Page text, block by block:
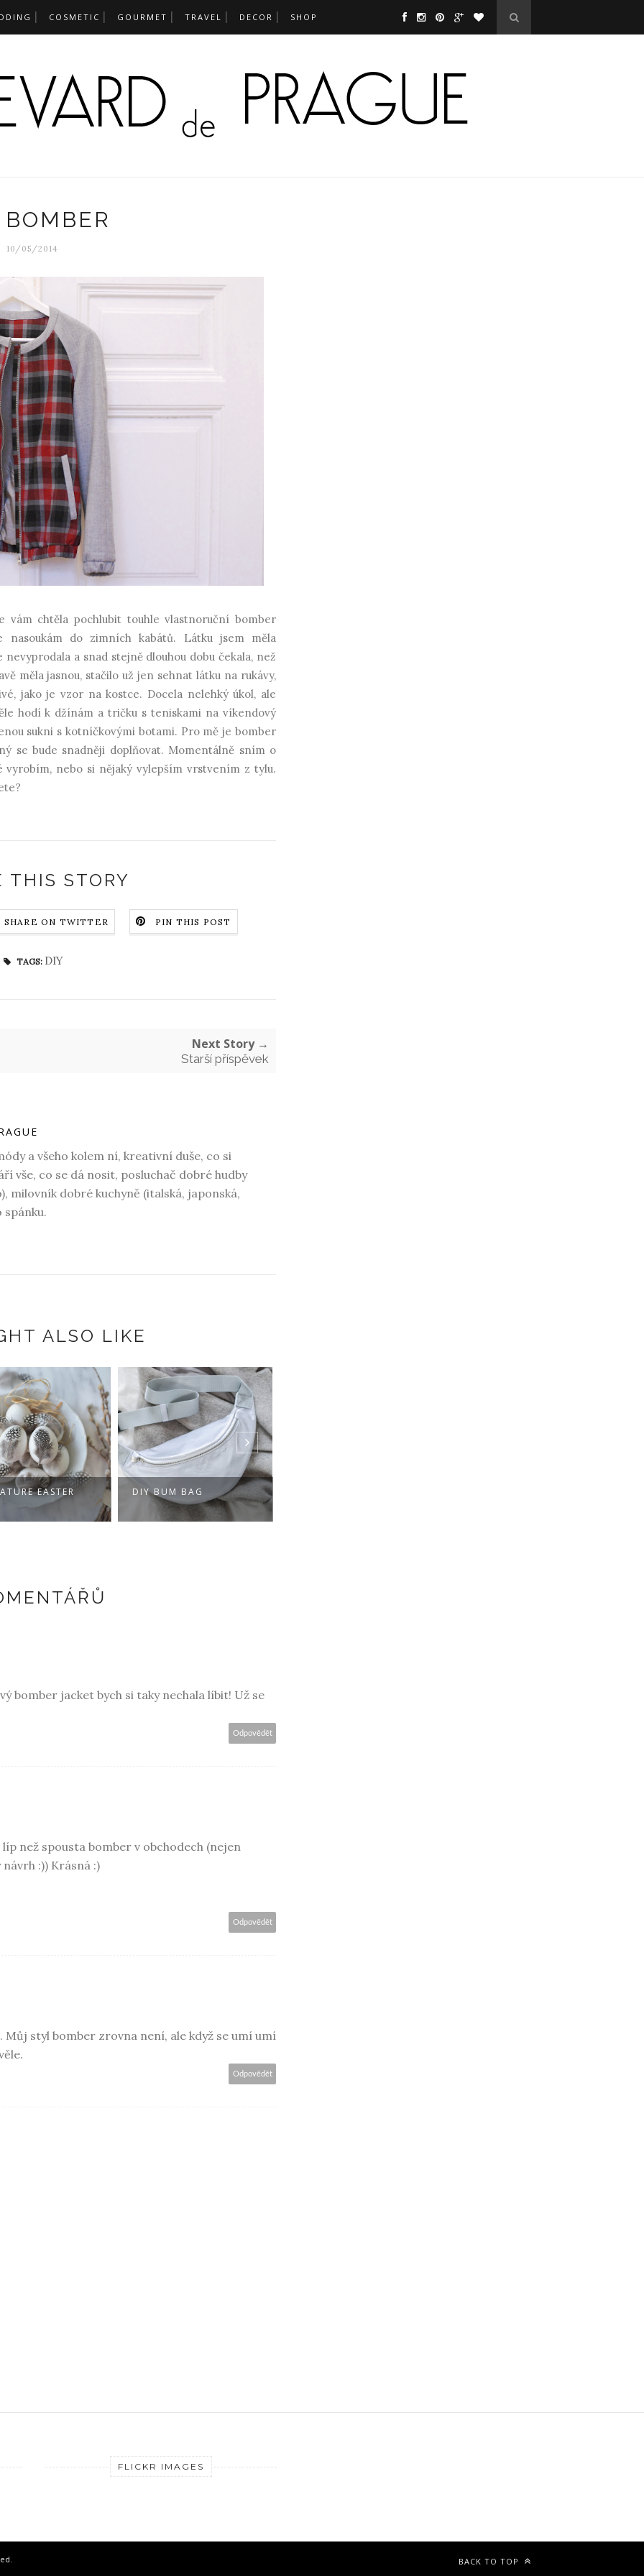
COSMETIC GOURMET TRAVEL DECOR SHOP
10/05/2014
vám chtěla pochlubit touhle vlastnoruční bomber
do zimních kabátů. Látku jsem měla
a snad stejně dlouhou dobu čekala, než
měla jasnou, stačilo už jen sehnat látku na rukávy,
jako je vzor na kostce. Docela nelehký úkol, ale
hodí k džínám a tričku s teniskami na víkendový
sukni s kotníčkovými botami. Pro mě je bomber
se bude snadněji doplňovat. Momentálně sním o
vyrobím, nebo si nějaký vylepším vrstvením z tylu.
THIS STORY
SHARE ON TWITTER PIN THIS POST
TAGS: DIY
Next Story →
Starší příspěvek
a všeho kolem ní, kreativní duše, co si
vše, co se dá nosit, posluchač dobré hudby
milovník dobré kuchyně (italská, japonská,
spánku.
ALSO LIKE
EASTER
DIY BUM BAG
bomber jacket bych si taky nechala líbit! Už se
Odpovědět
než spousta bomber v obchodech (nejen
:)) Krásná :)
Odpovědět
Můj styl bomber zrovna není, ale když se umí umí
Odpovědět
FLICKR IMAGES
BACK TO TOP